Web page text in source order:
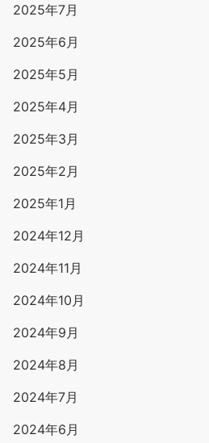
2025年7月
2025年6月
2025年5月
2025年4月
2025年3月
2025年2月
2025年1月
2024年12月
2024年11月
2024年10月
2024年9月
2024年8月
2024年7月
2024年6月